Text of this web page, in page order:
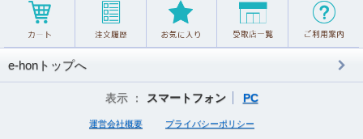
e-honトップへ
表示 ： スマートフォン PC
運営会社概要 プライバシーポリシー